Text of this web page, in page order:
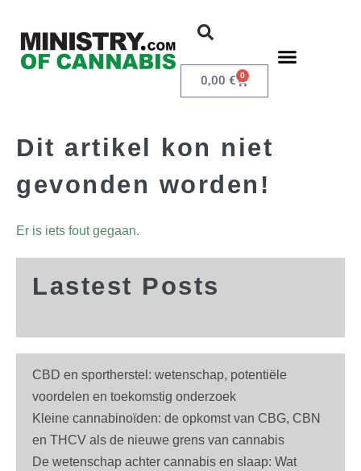
0,00 € 0
Dit artikel kon niet
gevonden worden!
Er is iets fout gegaan.
Lastest Posts
CBD en sportherstel: wetenschap, potentiële
voordelen en toekomstig onderzoek
Kleine cannabinoïden: de opkomst van CBG, CBN
en THCV als de nieuwe grens van cannabis
De wetenschap achter cannabis en slaap: Wat